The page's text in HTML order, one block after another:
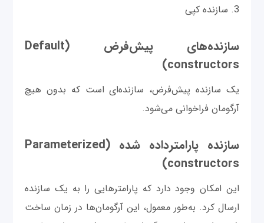
3. سازنده کپی
سازنده‌های پیش‌فرض (Default
constructors)
یک سازنده پیش‌فرض، سازنده‌ای است که بدون هیچ
آرگومان فراخوانی می‌شود.
سازنده پارامترداده شده (Parameterized
constructors)
این امکان وجود دارد که پارامترهایی را به یک سازنده
ارسال کرد. به‌طور معمول، این آرگومان‌ها در زمان ساخت